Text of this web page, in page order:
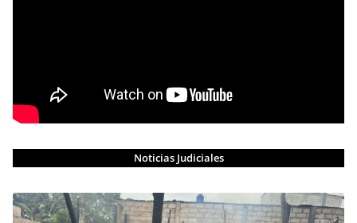
Noticias Judiciales